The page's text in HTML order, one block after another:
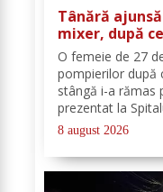
Tânără
mixer, după
O femeie de 27
pompierilor după
stângă i-a rămas
prezentat la
aparatul
intervenția
8 august 2026